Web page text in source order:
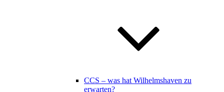
CCS – was hat Wilhelmshaven zu
erwarten?